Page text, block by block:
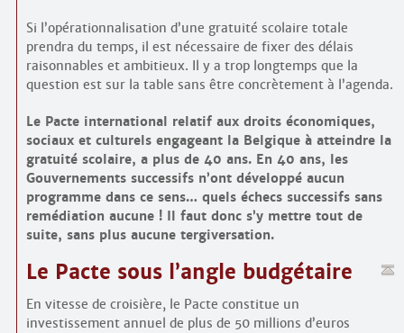
Si l’opérationnalisation d’une gratuité scolaire totale
prendra du temps, il est nécessaire de fixer des délais
raisonnables et ambitieux. Il y a trop longtemps que la
question est sur la table sans être concrètement à l’agenda.
Le Pacte international relatif aux droits économiques,
sociaux et culturels engageant la Belgique à atteindre la
gratuité scolaire, a plus de 40 ans. En 40 ans, les
Gouvernements successifs n’ont développé aucun
programme dans ce sens… quels échecs successifs sans
remédiation aucune ! Il faut donc s’y mettre tout de
suite, sans plus aucune tergiversation.
Le Pacte sous l’angle budgétaire
En vitesse de croisière, le Pacte constitue un
investissement annuel de plus de 50 millions d’euros